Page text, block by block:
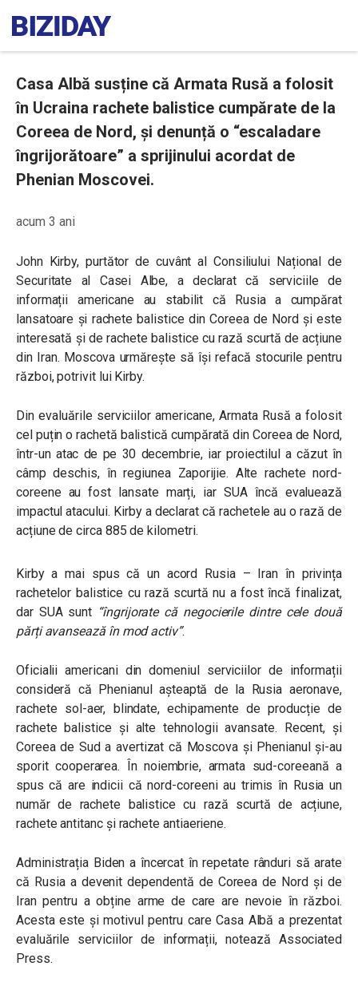
Casa Albă susține că Armata Rusă a folosit
în Ucraina rachete balistice cumpărate de la
Coreea de Nord, și denunță o “escaladare
îngrijorătoare” a sprijinului acordat de
Phenian Moscovei.
acum 3 ani
John Kirby, purtător de cuvânt al Consiliului Național de
Securitate al Casei Albe, a declarat că serviciile de
informații americane au stabilit că Rusia a cumpărat
lansatoare și rachete balistice din Coreea de Nord și este
interesată și de rachete balistice cu rază scurtă de acțiune
din Iran. Moscova urmărește să își refacă stocurile pentru
război, potrivit lui Kirby.
Din evaluările serviciilor americane, Armata Rusă a folosit
cel puțin o rachetă balistică cumpărată din Coreea de Nord,
într-un atac de pe 30 decembrie, iar proiectilul a căzut în
câmp deschis, în regiunea Zaporijie. Alte rachete nord-
coreene au fost lansate marți, iar SUA încă evaluează
impactul atacului. Kirby a declarat că rachetele au o rază de
acțiune de circa 885 de kilometri.
Kirby a mai spus că un acord Rusia – Iran în privința
rachetelor balistice cu rază scurtă nu a fost încă finalizat,
dar SUA sunt “îngrijorate că negocierile dintre cele două
părți avansează în mod activ”.
Oficialii americani din domeniul serviciilor de informații
consideră că Phenianul așteaptă de la Rusia aeronave,
rachete sol-aer, blindate, echipamente de producție de
rachete balistice și alte tehnologii avansate. Recent, și
Coreea de Sud a avertizat că Moscova și Phenianul și-au
sporit cooperarea. În noiembrie, armata sud-coreeană a
spus că are indicii că nord-coreeni au trimis în Rusia un
număr de rachete balistice cu rază scurtă de acțiune,
rachete antitanc și rachete antiaeriene.
Administrația Biden a încercat în repetate rânduri să arate
că Rusia a devenit dependentă de Coreea de Nord și de
Iran pentru a obține arme de care are nevoie în război.
Acesta este și motivul pentru care Casa Albă a prezentat
evaluările serviciilor de informații, notează Associated
Press.